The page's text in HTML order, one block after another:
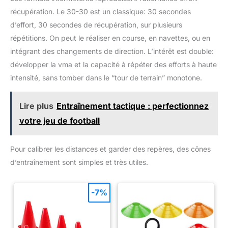
Cette conception offre stabilité et adhérence, garantissant des
séances d'entraînement sûres et efficaces. Plate-forme
Multifonctionnelle Améliorée : Une plate-forme d'exercice
polyvalente qui permet de faire des sauts, du step-up, des
pompes, des squats et bien plus encore. Elle convient
également à l'entraînement personnalisé pour améliorer les
stabilité générale du tronc. Facile à Installer : Notre boîte de
plyo est facile à assembler ; il suffit de serrer les composants
en suivant les instructions. Lorsqu'elles ne sont pas utilisées,
récupération. Le 30-30 est un classique: 30 secondes
d’effort, 30 secondes de récupération, sur plusieurs
répétitions. On peut le réaliser en course, en navettes, ou en
intégrant des changements de direction. L’intérêt est double:
développer la vma et la capacité à répéter des efforts à haute
intensité, sans tomber dans le “tour de terrain” monotone.
Lire plus Entraînement tactique : perfectionnez
votre jeu de football
Pour calibrer les distances et garder des repères, des cônes
d’entraînement sont simples et très utiles.
-7%